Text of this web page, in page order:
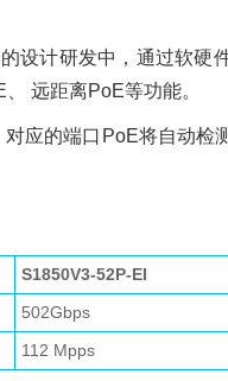
的设计研发中，通过软硬
远距离PoE等功能。
应的端口PoE将自动检
S1850V3-52P-EI
502Gbps
112 Mpps